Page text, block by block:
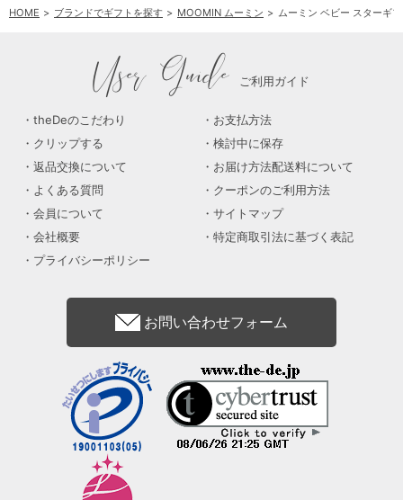
HOME ブランドでギフトを探す MOOMIN ムーミン ムーミン ベビー スターギ
User Guide ご利用ガイド
theDeのこだわり
お支払方法
クリップする
検討中に保存
返品交換について
お届け方法配送料について
よくある質問
クーポンのご利用方法
会員について
サイトマップ
会社概要
特定商取引法に基づく表記
プライバシーポリシー
お問い合わせフォーム